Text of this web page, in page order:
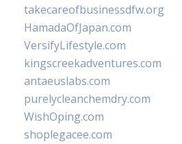
takecareofbusinessdfw.org
HamadaOfJapan.com
VersifyLifestyle.com
kingscreekadventures.com
antaeuslabs.com
purelycleanchemdry.com
WishOping.com
shoplegacee.com